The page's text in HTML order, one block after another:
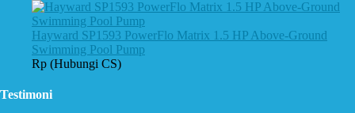
Hayward SP1593 PowerFlo Matrix 1.5 HP Above-Ground
Swimming Pool Pump
Rp (Hubungi CS)
Testimoni